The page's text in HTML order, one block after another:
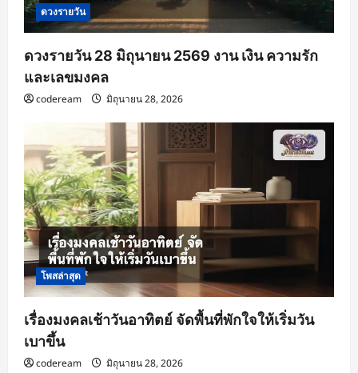
ดวงรายวัน
ดวงรายวัน 28 มิถุนายน 2569 งาน เงิน ความรัก
และเลขมงคล
codeream มิถุนายน 28, 2026
โพสล่าสุด
เรื่องมงคลเช้าวันอาทิตย์ จัดพื้นที่พักใจให้เริ่มวัน
เบาขึ้น
codeream มิถุนายน 28, 2026